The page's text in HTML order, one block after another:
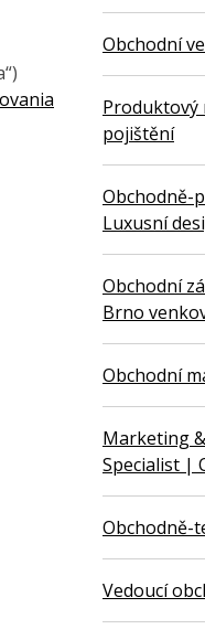
Obchodní
Produktový
pojištění
Obchodně-
Luxusní
Obchodní
Brno
Obchodní
Marketing
Specialist |
Obchodně-
Vedoucí